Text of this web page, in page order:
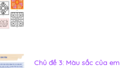
Chủ đề 3: Màu sắc của em